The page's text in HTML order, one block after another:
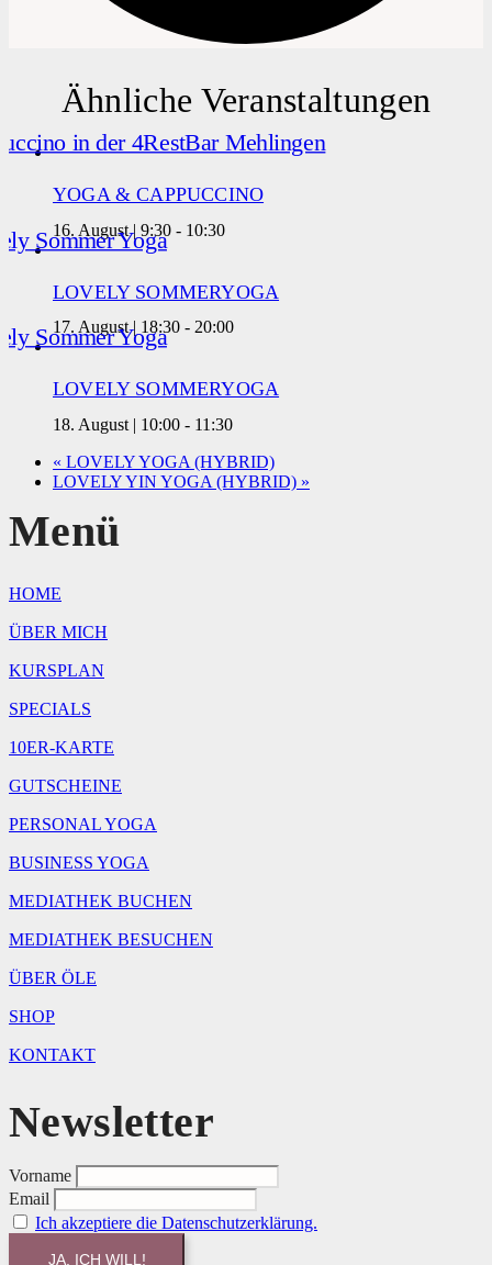
Ähnliche Veranstaltungen
YOGA & CAPPUCCINO
16. August | 9:30 - 10:30
LOVELY SOMMERYOGA
17. August | 18:30 - 20:00
LOVELY SOMMERYOGA
18. August | 10:00 - 11:30
« LOVELY YOGA (HYBRID)
LOVELY YIN YOGA (HYBRID) »
Menü
HOME
ÜBER MICH
KURSPLAN
SPECIALS
10ER-KARTE
GUTSCHEINE
PERSONAL YOGA
BUSINESS YOGA
MEDIATHEK BUCHEN
MEDIATHEK BESUCHEN
ÜBER ÖLE
SHOP
KONTAKT
Newsletter
Vorname
Email
Ich akzeptiere die Datenschutzerklärung.